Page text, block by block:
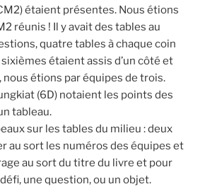
étaient présentes. Nous étions
réunis ! Il y avait des tables au
quatre tables à chaque coin
étaient assis d’un côté et
nous étions par équipes de trois.
(6D) notaient les points des
tableau.
sur les tables du milieu : deux
au sort les numéros des équipes et
au sort du titre du livre et pour
une question, ou un objet.